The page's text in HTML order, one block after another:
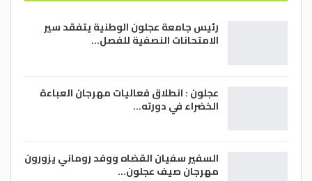
رئيس جامعة عجلون الوطنية يتفقد سير
الامتحانات النصفية للفصل…
عجلون : انطلاق فعاليات مهرجان العباءة
الخضراء في دورته…
السفير سفيان القضاه ووفد روماني يزورون
مهرجان صيف عجلون…